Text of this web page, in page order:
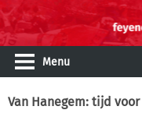
Menu
Van Hanegem: tijd